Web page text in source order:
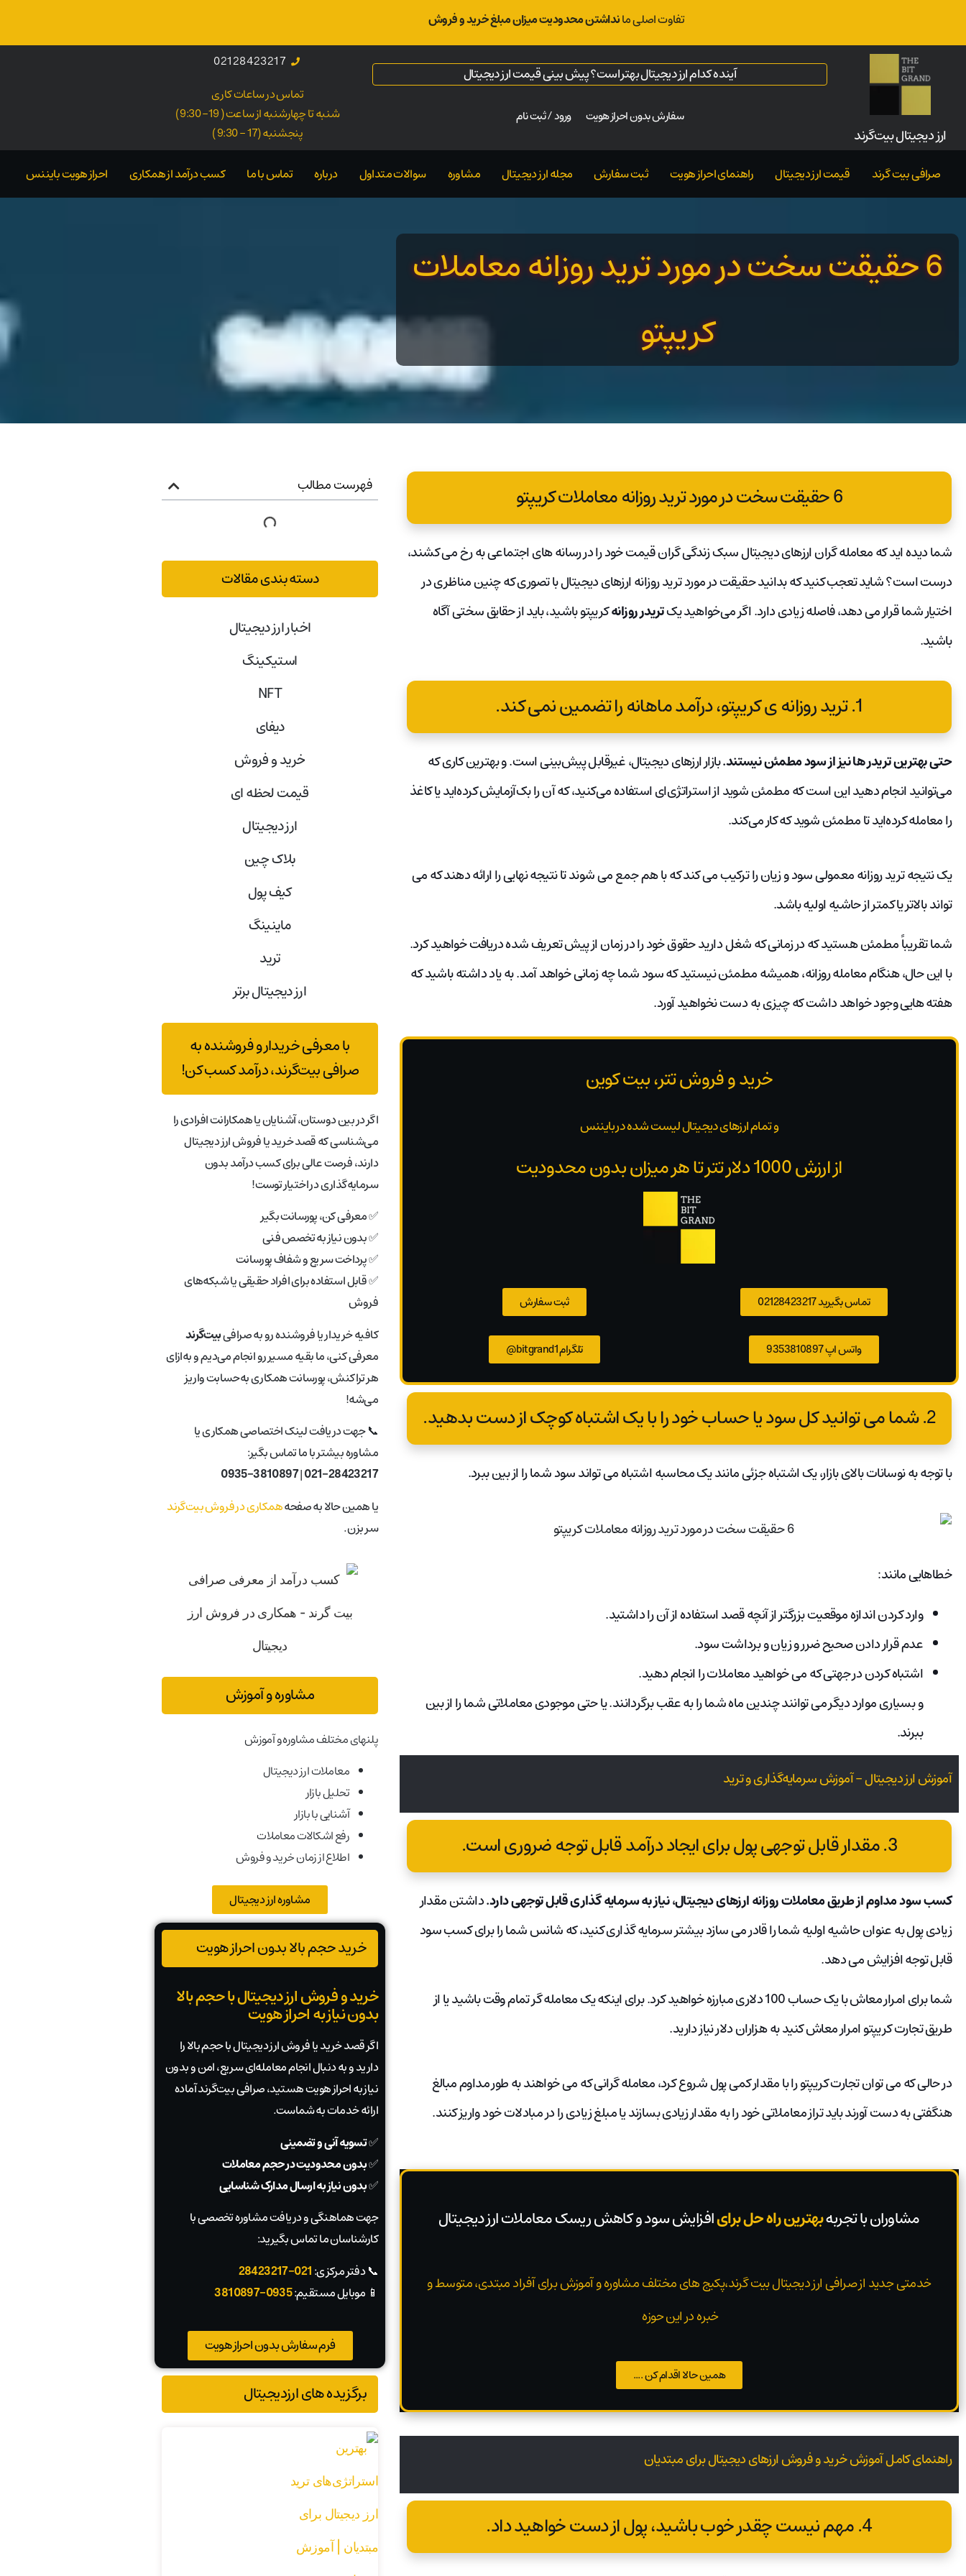
تفاوت اصلی مانداشتن محدودیت میزان مبلغ خرید و فروش
ارز‌ دیجیتال بیت‌گرند
آینده کدام ارز دیجیتال بهتر است؟ پیش بینی قیمت ارز دیجیتال
سفارش بدون احراز هویت ورود / ثبت نام
02128423217
تماس در ساعات کاری
شنبه تا چهارشنبه از ساعت ( 19- 9:30 )
پنجشنبه (17 - 9:30 )
صرافی بیت گرند قیمت ارز دیجیتال راهنمای احراز هویت ثبت سفارش مجله ارز دیجیتال مشاوره سوالات متداول درباره تماس با ما کسب درآمد از همکاری احراز هویت بایننس
6 حقیقت سخت در مورد ترید روزانه معاملات
کریپتو
6 حقیقت سخت در مورد ترید روزانه معاملات کریپتو
شما دیده اید که معامله گران ارزهای دیجیتال سبک زندگی گران قیمت خود را در رسانه های اجتماعی به رخ می کشند،
درست است؟ شاید تعجب کنید که بدانید حقیقت در مورد ترید روزانه ارزهای دیجیتال با تصوری که چنین مناظری در
اختیار شما قرار می دهد، فاصله زیادی دارد. اگر می‌خواهید یکتریدر روزانهکریپتو باشید، باید از حقایق سختی آگاه
باشید.
1. ترید روزانه ی کریپتو، درآمد ماهانه را تضمین نمی کند.
حتی بهترین تریدر ها نیز از سود مطمئن نیستند.بازار ارزهای دیجیتال، غیرقابل پیش‌بینی است. و بهترین کاری که
می‌توانید انجام دهید این است که مطمئن شوید از استراتژی‌ای استفاده می‌کنید، که آن را بک‌آزمایش کرده‌اید یا کاغذ
را معامله کرده‌اید تا مطمئن شوید که کار می‌کند.
یک نتیجه ترید روزانه معمولی سود و زیان را ترکیب می کند که با هم جمع می شوند تا نتیجه نهایی را ارائه دهند که می
تواند بالاتر یا کمتر از حاشیه اولیه باشد.
شما تقریباً مطمئن هستید که در زمانی که شغل دارید حقوق خود را در زمان از پیش تعریف شده دریافت خواهید کرد.
با این حال، هنگام معامله روزانه، همیشه مطمئن نیستید که سود شما چه زمانی خواهد آمد. به یاد داشته باشید که
هفته هایی وجود خواهد داشت که چیزی به دست نخواهید آورد.
خرید و فروش تتر، بیت کوین
و تمام ارزهای دیجیتال لیست شده در بایننس
از ارزش 1000 دلار تتر تا هر میزان بدون محدودیت
تماس بگیرید 02128423217 ثبت سفارش
واتس اپ 9353810897 تلگرام bitgrand1@
2. شما می توانید کل سود یا حساب خود را با یک اشتباه کوچک از دست بدهید.
با توجه به نوسانات بالای بازار، یک اشتباه جزئی مانند یک محاسبه اشتباه می تواند سود شما را از بین ببرد.
خطاهایی مانند:
وارد کردن اندازه موقعیت بزرگتر از آنچه قصد استفاده از آن را داشتید.
عدم قرار دادن صحیح ضرر و زیان و برداشت سود.
اشتباه کردن در جهتی که می خواهید معاملات را انجام دهید.
و بسیاری موارد دیگر می توانند چندین ماه شما را به عقب برگردانند. یا حتی موجودی معاملاتی شما را از بین
ببرند.
آموزش ارز دیجیتال – آموزش سرمایه‌گذاری و ترید
3. مقدار قابل توجهی پول برای ایجاد درآمد قابل توجه ضروری است.
کسب سود مداوم از طریق معاملات روزانه ارزهای دیجیتال، نیاز به سرمایه گذاری قابل توجهی دارد.داشتن مقدار
زیادی پول به عنوان حاشیه اولیه شما را قادر می سازد بیشتر سرمایه گذاری کنید، که شانس شما را برای کسب سود
قابل توجه افزایش می دهد.
شما برای امرار معاش با یک حساب 100 دلاری مبارزه خواهید کرد. برای اینکه یک معامله گر تمام وقت باشید یا از
طریق تجارت کریپتو امرار معاش کنید به هزاران دلار نیاز دارید.
در حالی که می توان تجارت کریپتو را با مقدار کمی پول شروع کرد، معامله گرانی که می خواهند به طور مداوم مبالغ
هنگفتی به دست آورند باید تراز معاملاتی خود را به مقدار زیادی بسازند یا مبلغ زیادی را در مبادلات خود واریز کنند.
مشاوران با تجربهبهترین راه حل برایافزایش سود و کاهش ریسک معاملات ارز دیجیتال
خدمتی جدید از صرافی ارز دیجیتال بیت گرند،پکیج های مختلف مشاوره و آموزش برای آفراد مبتدی، متوسط و
خبره در این حوزه
همین حالا اقدام کن ....
راهنمای کامل آموزش خرید و فروش ارزهای دیجیتال برای مبتدیان
4. مهم نیست چقدر خوب باشید، پول از دست خواهید داد.
فهرست مطالب
دسته بندی مقالات
اخبار ارز دیجیتال
استیکینگ
NFT
دیفای
خرید و فروش
قیمت لحظه ای
ارز دیجیتال
بلاک‌ چین
کیف پول
ماینینگ
ترید
ارز دیجیتال برتر
با معرفی خریدار و فروشنده به
صرافی بیت‌گرند، درآمد کسب کن!
اگر در بین دوستان، آشنایان یا همکارانت افرادی را
می‌شناسی که قصد خرید یا فروش ارز دیجیتال
دارند، فرصت عالی برای کسب درآمد بدون
سرمایه‌گذاری در اختیار توست!
✅ معرفی کن، پورسانت بگیر
✅ بدون نیاز به تخصص فنی
✅ پرداخت سریع و شفاف پورسانت
✅ قابل استفاده برای افراد حقیقی یا شبکه‌های
فروش
کافیه خریدار یا فروشنده رو به صرافیبیت‌گرند
معرفی کنی، ما بقیه مسیر رو انجام می‌دیم و به‌ازای
هر تراکنش، پورسانت همکاری به‌حسابت واریز
می‌شه!
📞 جهت دریافت لینک اختصاصی همکاری یا
مشاوره بیشتر با ما تماس بگیر:
021-28423217
|
0935-3810897
یا همین حالا به صفحههمکاری در فروش بیت‌گرند
سر بزن.
مشاوره و آموزش
پلنهای مختلف مشاوره و آموزش
معاملات ارز دیجیتال
تحلیل بازار
آشنایی با بازار
رفع اشکالات معاملات
اطلاع از زمان خرید و فروش
مشاوره ارز دیجیتال
خرید حجم بالا بدون احراز هویت
خرید و فروش ارز دیجیتال با حجم بالا
بدون نیاز به احراز هویت
اگر قصد خرید یا فروش ارز دیجیتال با حجم بالا را
دارید و به دنبال انجام معامله‌ای سریع، امن و بدون
نیاز به احراز هویت هستید، صرافی بیت‌گرند آماده
ارائه خدمات به شماست.
✅تسویه آنی و تضمینی
✅بدون محدودیت در حجم معاملات
✅بدون نیاز به ارسال مدارک شناسایی
جهت هماهنگی و دریافت مشاوره تخصصی با
کارشناسان ما تماس بگیرید:
📞 دفتر مرکزی:021-28423217
📱 موبایل مستقیم:0935-3810897
فرم سفارش بدون احراز هویت
برگزیده های ارزدیجیتال